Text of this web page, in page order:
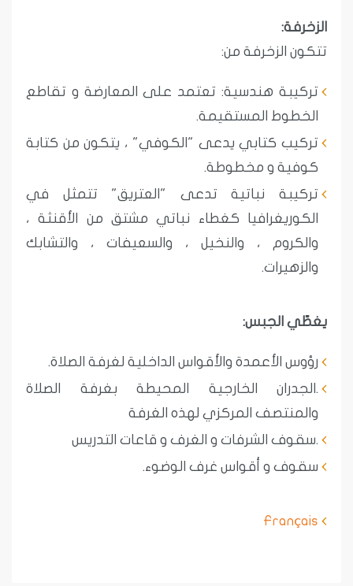
الزخرفة:
تتكون الزخرفة من:
تركيبة هندسية: تعتمد على المعارضة و تقاطع
الخطوط المستقيمة.
تركيب كتابي يدعى "الكوفي" ، يتكون من كتابة
كوفية و مخطوطة.
تركيبة نباتية تدعى "العتريق" تتمثل في
الكوريغرافيا كغطاء نباتي مشتق من الأقنثة ،
والكروم ، والنخيل ، والسعيفات ، والتشابك
والزهيرات.
يغطّي الجبس:
رؤوس الأعمدة والأقواس الداخلية لغرفة الصلاة.
.الجدران الخارجية المحيطة بغرفة الصلاة
والمنتصف المركزي لهذه الغرفة
.سقوف الشرفات و الغرف و قاعات التدريس
سقوف و أقواس غرف الوضوء.
Français